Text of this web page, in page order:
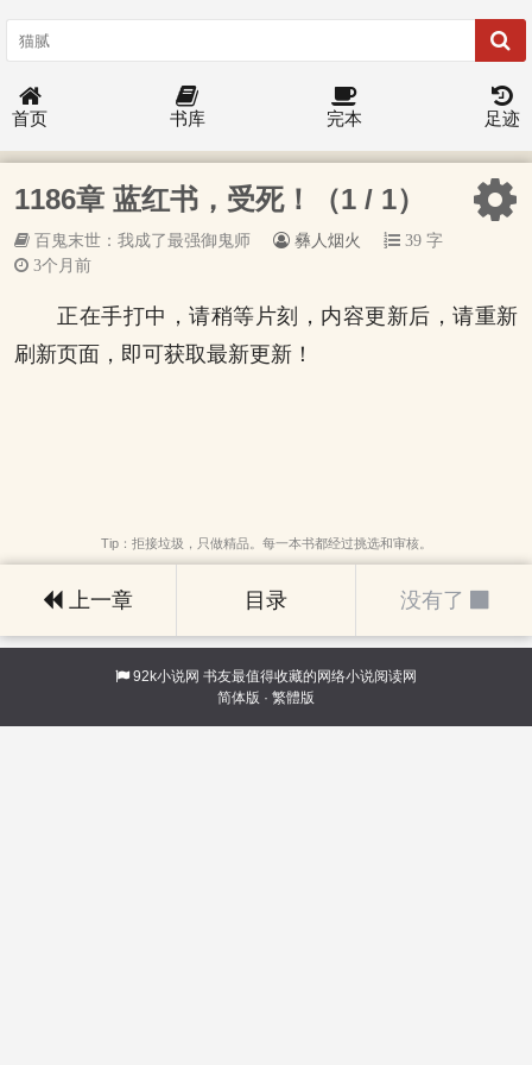
首页 书库 完本 足迹
1186章 蓝红书，受死！（1 / 1）
百鬼末世：我成了最强御鬼师 彝人烟火
39 字
3个月前
正在手打中，请稍等片刻，内容更新后，请重新
刷新页面，即可获取最新更新！
Tip：拒接垃圾，只做精品。每一本书都经过挑选和审核。
上一章 目录 没有了
92k小说网 书友最值得收藏的网络小说阅读网
简体版 · 繁體版